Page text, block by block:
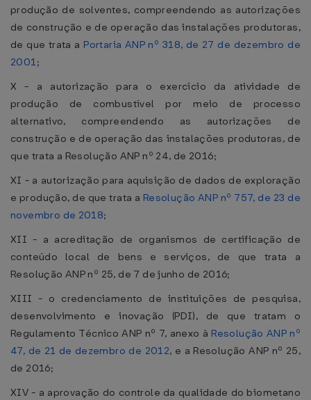
produção de solventes, compreendendo as autorizações
de construção e de operação das instalações produtoras,
de que trata a Portaria ANP nº 318, de 27 de dezembro de
2001;
X - a autorização para o exercício da atividade de
produção de combustível por meio de processo
alternativo, compreendendo as autorizações de
construção e de operação das instalações produtoras, de
que trata a Resolução ANP nº 24, de 2016;
XI - a autorização para aquisição de dados de exploração
e produção, de que trata a Resolução ANP nº 757, de 23 de
novembro de 2018;
XII - a acreditação de organismos de certificação de
conteúdo local de bens e serviços, de que trata a
Resolução ANP nº 25, de 7 de junho de 2016;
XIII - o credenciamento de instituições de pesquisa,
desenvolvimento e inovação (PDI), de que tratam o
Regulamento Técnico ANP nº 7, anexo à Resolução ANP nº
47, de 21 de dezembro de 2012, e a Resolução ANP nº 25,
de 2016;
XIV - a aprovação do controle da qualidade do biometano